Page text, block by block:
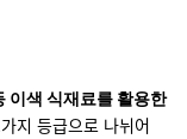
이색 식재료를 활용한
지 등급으로 나뉘어